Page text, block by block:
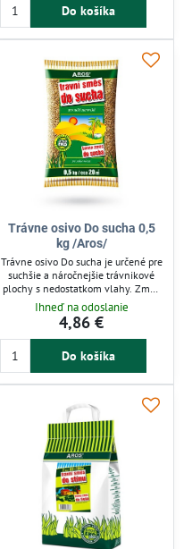
na približne 160 m².
Do košíka
Trávne osivo Do sucha 0,5
kg /Aros/
Trávne osivo Do sucha je určené pre
suchšie a náročnejšie trávnikové
plochy s nedostatkom vlahy. Zmes
obsahuje odolné druhy tráv, ktoré
rastú pomalšie a zvládajú suché
podmienky aj bežnú záťaž. Ideálne
pre záhrady, kde je obmedzený
prísun vody, zabezpečuje zdravý a
vystačí na cca 20 m².
Ihneď na odoslanie
4,86 €
Do košíka